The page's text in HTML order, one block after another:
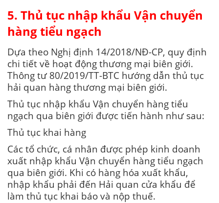
5. Thủ tục nhập khẩu Vận chuyển
hàng tiểu ngạch
Dựa theo Nghị định 14/2018/NĐ-CP, quy định
chi tiết về hoạt động thương mại biên giới.
Thông tư 80/2019/TT-BTC hướng dẫn thủ tục
hải quan hàng thương mại biên giới.
Thủ tục nhập khẩu Vận chuyển hàng tiểu
ngạch qua biên giới được tiến hành như sau:
Thủ tục khai hàng
Các tổ chức, cá nhân được phép kinh doanh
xuất nhập khẩu Vận chuyển hàng tiểu ngạch
qua biên giới. Khi có hàng hóa xuất khẩu,
nhập khẩu phải đến Hải quan cửa khẩu để
làm thủ tục khai báo và nộp thuế.